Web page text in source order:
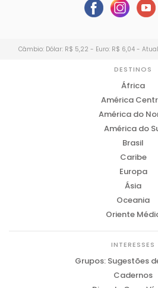
Câmbio: Dólar: R$ 5,22 - Euro: R$ 6,04 -
DESTINOS
África
América
América do
América do
Brasil
Caribe
Europa
Ásia
Oceania
Oriente
INTERESSES
Grupos: Sugestões
Cadernos